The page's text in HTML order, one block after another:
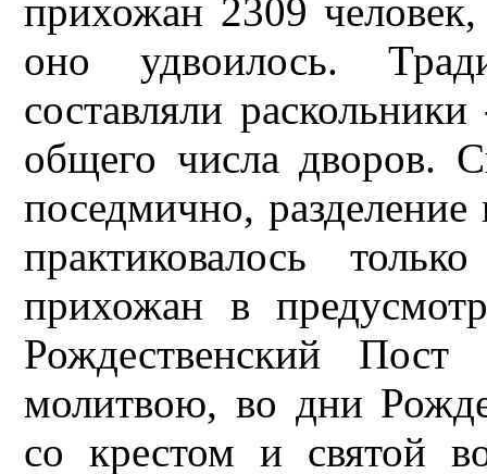
прихожан 2309
оно удвоилось.
составляли
общего числа дворов.
поседмично,
практиковалось
прихожан в
Рождественский
молитвою, во дни
со крестом и святой